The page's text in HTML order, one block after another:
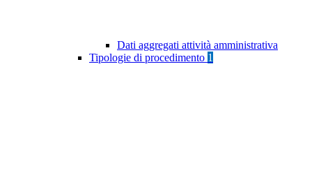
Dati aggregati attività amministrativa
Tipologie di procedimento 1